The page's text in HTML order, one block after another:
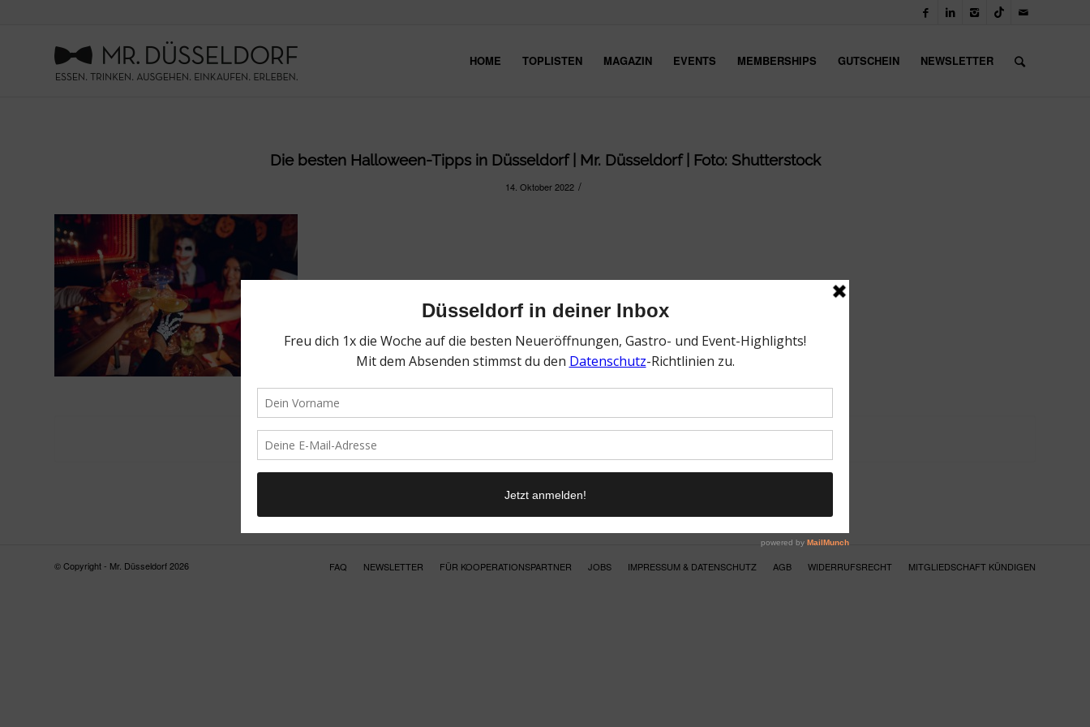
HOME TOPLISTEN MAGAZIN EVENTS MEMBERSHIPS GUTSCHEIN NEWSLETTER
Die besten Halloween-Tipps in Düsseldorf | Mr. Düsseldorf | Foto: Shutterstock
14. Oktober 2022 /
© Copyright - Mr. Düsseldorf 2026 FAQ NEWSLETTER FÜR KOOPERATIONSPARTNER JOBS IMPRESSUM & DATENSCHUTZ AGB WIDERRUFSRECHT MITGLIEDSCHAFT KÜNDIGEN